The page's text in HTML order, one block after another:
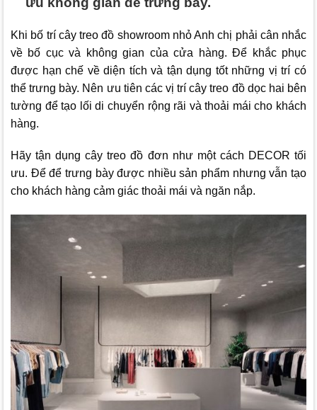
Khi bố trí cây treo đồ showroom nhỏ Anh chị phải cân nhắc
về bố cục và không gian của cửa hàng. Để khắc phục
được hạn chế về diện tích và tận dụng tốt những vị trí có
thể trưng bày. Nên ưu tiên các vị trí cây treo đồ dọc hai bên
tường để tạo lối di chuyển rộng rãi và thoải mái cho khách
hàng.
Hãy tận dụng cây treo đồ đơn như một cách DECOR tối
ưu. Để để trưng bày được nhiều sản phẩm nhưng vẫn tạo
cho khách hàng cảm giác thoải mái và ngăn nắp.